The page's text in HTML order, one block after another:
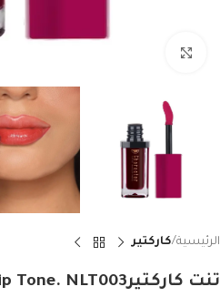
الرئيسية كاركتير
تنت كاركتيرCharacter Lip Tone. NLT003